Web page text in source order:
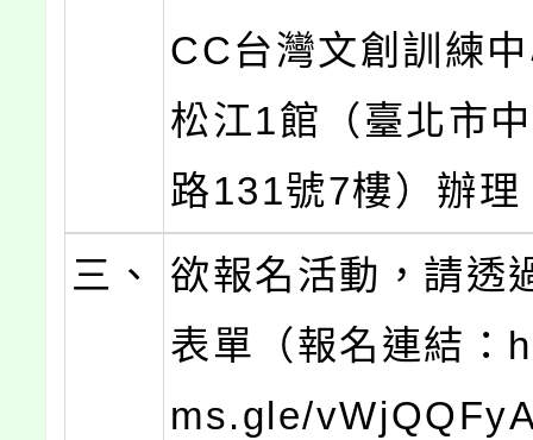
CC台灣文創訓練
松江1館（臺北市
路131號7樓）辦理
三、
欲報名活動，請透
表單（報名連結
ms.gle/